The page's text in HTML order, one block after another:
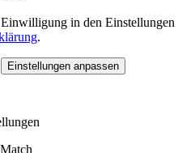
in den Einstellungen
.
Einstellungen anpassen